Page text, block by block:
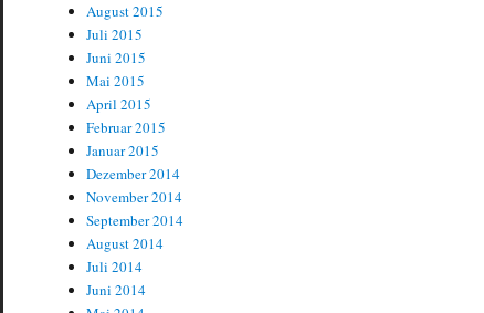
August 2015
Juli 2015
Juni 2015
Mai 2015
April 2015
Februar 2015
Januar 2015
Dezember 2014
November 2014
September 2014
August 2014
Juli 2014
Juni 2014